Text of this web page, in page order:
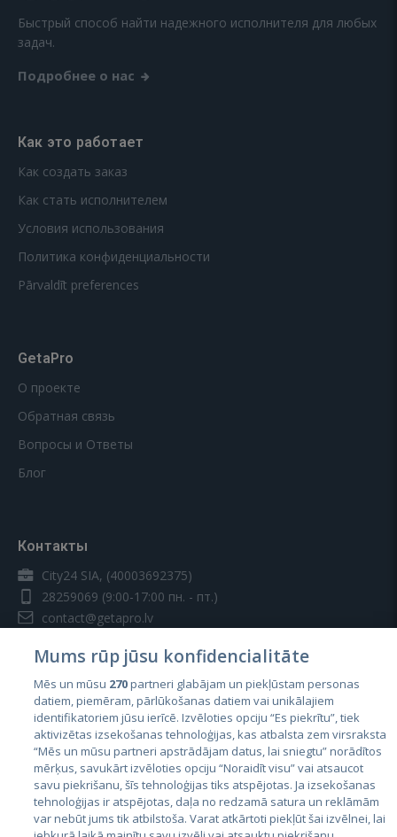
Быстрый способ найти надежного исполнителя для любых
задач.
Подробнее о нас
Как это работает
Как создать заказ
Как стать исполнителем
Условия использования
Политика конфиденциальности
Pārvaldīt preferences
GetaPro
О проекте
Обратная связь
Вопросы и Ответы
Блог
Контакты
City24 SIA, (40003692375)
28259069 (9:00-17:00 пн. - пт.)
contact@getapro.lv
Страны
Эстония
Латвия
Литва
Mums rūp jūsu konfidencialitāte
Mēs un mūsu 270partneri glabājam un piekļūstam personas
datiem, piemēram, pārlūkošanas datiem vai unikālajiem
identifikatoriem jūsu ierīcē. Izvēloties opciju “Es piekrītu”, tiek
aktivizētas izsekošanas tehnoloģijas, kas atbalsta zem virsraksta
“Mēs un mūsu partneri apstrādājam datus, lai sniegtu” norādītos
mērķus, savukārt izvēloties opciju “Noraidīt visu” vai atsaucot
savu piekrišanu, šīs tehnoloģijas tiks atspējotas. Ja izsekošanas
tehnoloģijas ir atspējotas, daļa no redzamā satura un reklāmām
var nebūt jums tik atbilstoša. Varat atkārtoti piekļūt šai izvēlnei, lai